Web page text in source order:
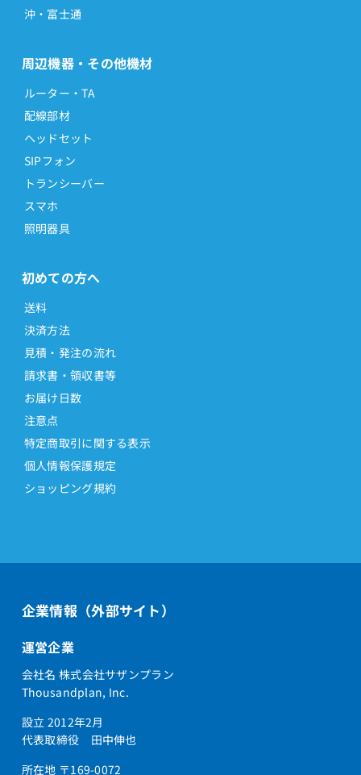
沖・富士通
周辺機器・その他機材
ルーター・TA
配線部材
ヘッドセット
SIPフォン
トランシーバー
スマホ
照明器具
初めての方へ
送料
決済方法
見積・発注の流れ
請求書・領収書等
お届け日数
注意点
特定商取引に関する表示
個人情報保護規定
ショッピング規約
企業情報（外部サイト）
運営企業
会社名 株式会社サザンプラン
Thousandplan, Inc.
設立 2012年2月
代表取締役 田中伸也
所在地 〒169-0072